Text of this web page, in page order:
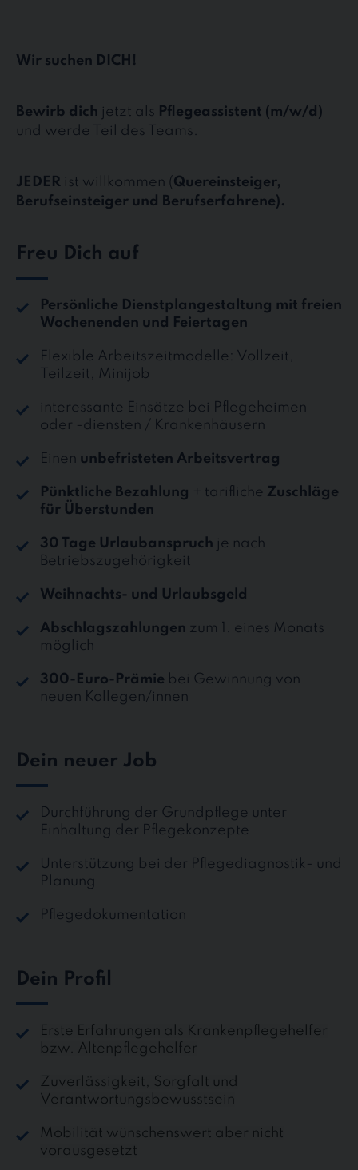
Wir suchen DICH!
Bewirb dich jetzt als Pflegeassistent (m/w/d)
und werde Teil des Teams.
JEDER ist willkommen (Quereinsteiger,
Berufseinsteiger und Berufserfahrene).
Freu Dich auf
Persönliche Dienstplangestaltung mit freien
Wochenenden und Feiertagen
Flexible Arbeitszeitmodelle: Vollzeit,
Teilzeit, Minijob
interessante Einsätze bei Pflegeheimen
oder -diensten / Krankenhäusern
Einen unbefristeten Arbeitsvertrag
Pünktliche Bezahlung + tarifliche Zuschläge
für Überstunden
30 Tage Urlaubanspruch je nach
Betriebszugehörigkeit
Weihnachts- und Urlaubsgeld
Abschlagszahlungen zum 1. eines Monats
möglich
300-Euro-Prämie bei Gewinnung von
neuen Kollegen/innen
Dein neuer Job
Durchführung der Grundpflege unter
Einhaltung der Pflegekonzepte
Unterstützung bei der Pflegediagnostik- und
Planung
Pflegedokumentation
Dein Profil
Erste Erfahrungen als Krankenpflegehelfer
bzw. Altenpflegehelfer
Zuverlässigkeit, Sorgfalt und
Verantwortungsbewusstsein
Mobilität wünschenswert aber nicht
vorausgesetzt